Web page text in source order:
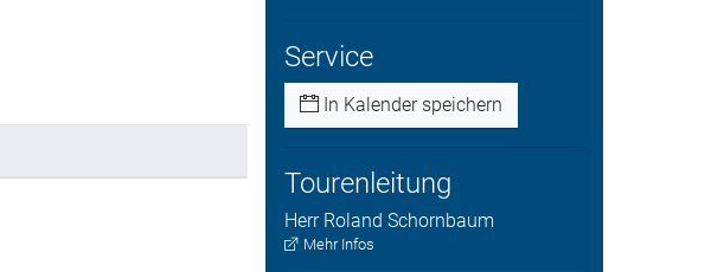
Service
In Kalender speichern
Tourenleitung
Herr Roland Schornbaum
Mehr Infos